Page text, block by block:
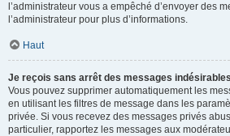
l’administrateur vous a empêché d’envoyer des
l’administrateur pour plus d’informations.
Haut
Je reçois sans arrêt des messages
Vous pouvez supprimer automatiquement les
en utilisant les filtres de message dans les
privée. Si vous recevez des messages privés
particulier, rapportez les messages aux